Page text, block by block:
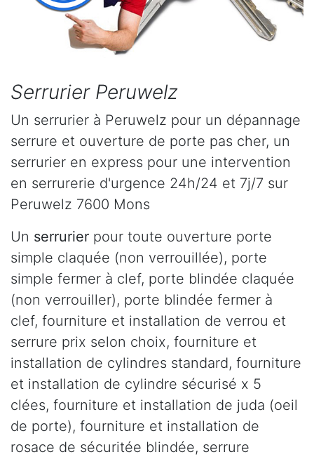
Serrurier Peruwelz
Un serrurier à Peruwelz pour un dépannage
serrure et ouverture de porte pas cher, un
serrurier en express pour une intervention
en serrurerie d'urgence 24h/24 et 7j/7 sur
Peruwelz 7600 Mons
Un serrurier pour toute ouverture porte
simple claquée (non verrouillée), porte
simple fermer à clef, porte blindée claquée
(non verrouiller), porte blindée fermer à
clef, fourniture et installation de verrou et
serrure prix selon choix, fourniture et
installation de cylindres standard, fourniture
et installation de cylindre sécurisé x 5
clées, fourniture et installation de juda (oeil
de porte), fourniture et installation de
rosace de sécuritée blindée, serrure